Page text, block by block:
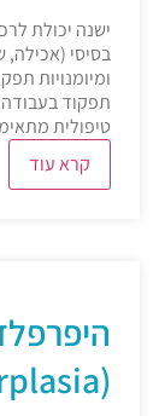
ישנה יכולת
בסיסי (אכילה,
ומיומנויות
תפקוד
טיפולית
קרא עוד
(Hyperplasia)